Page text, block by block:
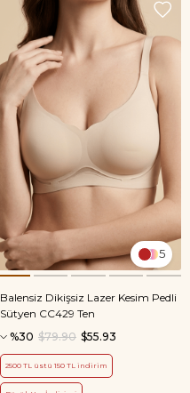
5
Balensiz Dikişsiz Lazer Kesim Pedli
Sütyen CC429 Ten
%30
$55.93
$79.90
2500 TL üstü 150 TL indirim